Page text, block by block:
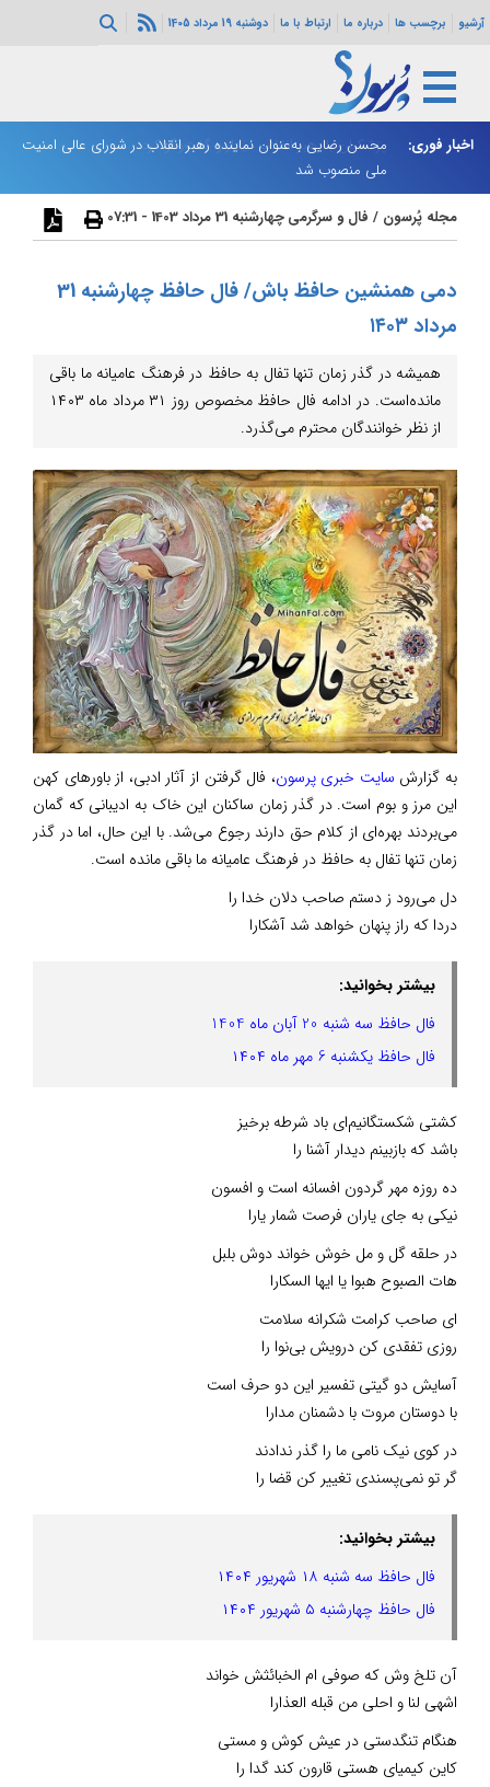
آرشیو برچسب ها درباره ما ارتباط با ما دوشنبه 19 مرداد 1405
اخبار فوری:
محسن رضایی به‌عنوان نماینده رهبر انقلاب در شورای عالی امنیت
ملی منصوب شد
مجله پُرسون / فال و سرگرمی چهارشنبه 31 مرداد 1403 - 07:31
دمی همنشین حافظ باش/ فال حافظ چهارشنبه 31
مرداد ۱۴۰۳
همیشه در گذر زمان تنها تفال به حافظ در فرهنگ عامیانه ما باقی
مانده‌است. در ادامه فال حافظ مخصوص روز ۳۱ مرداد ماه ۱۴۰۳
از نظر خوانندگان محترم می‌گذرد.
به گزارش سایت خبری پرسون، فال گرفتن از آثار ادبی، از باور‌های کهن
این مرز و بوم است. در گذر زمان ساکنان این خاک به ادیبانی که گمان
می‌بردند بهره‌ای از کلام حق دارند رجوع می‌شد. با این حال، اما در گذر
زمان تنها تفال به حافظ در فرهنگ عامیانه ما باقی مانده است.
دل می‌رود ز دستم صاحب دلان خدا را
دردا که راز پنهان خواهد شد آشکارا
بیشتر بخوانید:
فال حافظ سه شنبه 20 آبان ماه 1404
فال حافظ یکشنبه 6 مهر ماه ۱۴۰۴
کشتی شکستگانیم‌ای باد شرطه برخیز
باشد که بازبینم دیدار آشنا را
ده روزه مهر گردون افسانه است و افسون
نیکی به جای یاران فرصت شمار یارا
در حلقه گل و مل خوش خواند دوش بلبل
هات الصبوح هبوا یا ایها السکارا
ای صاحب کرامت شکرانه سلامت
روزی تفقدی کن درویش بی‌نوا را
آسایش دو گیتی تفسیر این دو حرف است
با دوستان مروت با دشمنان مدارا
در کوی نیک نامی ما را گذر ندادند
گر تو نمی‌پسندی تغییر کن قضا را
بیشتر بخوانید:
فال حافظ سه شنبه ۱۸ شهریور ۱۴۰۴
فال حافظ چهارشنبه ۵ شهریور ۱۴۰۴
آن تلخ وش که صوفی ام الخبائثش خواند
اشهی لنا و احلی من قبله العذارا
هنگام تنگدستی در عیش کوش و مستی
کاین کیمیای هستی قارون کند گدا را